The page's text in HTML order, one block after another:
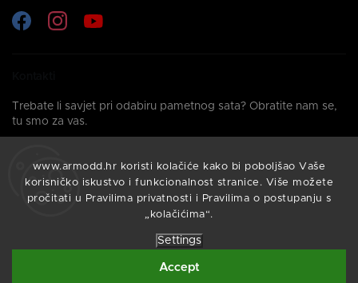
www.armodd.hr koristi kolačiće kako bi poboljšao Vaše
korisničko iskustvo i funkcionalnost stranice. Više možete
pročitati u Pravilima privatnosti i Pravilima o postupanju s
„kolačićima“.
Settings
Accept
Trebate li savjet pri odabiru pametnog sata? Obratite nam se,
tu smo za vas.
Odgovorit ćemo vam u roku od 24 sata.
VytvořilShoptet| DesignShoptak.cz